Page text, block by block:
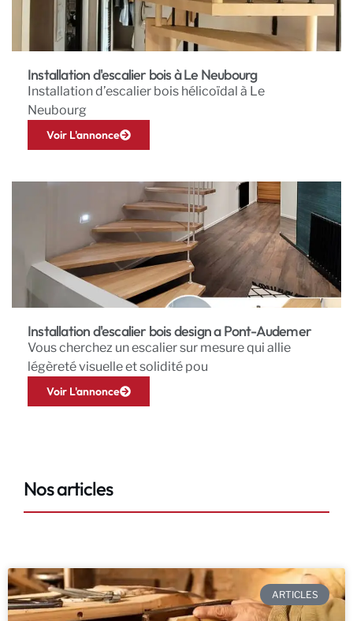
Installation d'escalier bois à Le Neubourg
Installation d’escalier bois hélicoïdal à Le
Neubourg
Voir L'annonce
Installation d'escalier bois design a Pont-Audemer
Vous cherchez un escalier sur mesure qui allie
légèreté visuelle et solidité pou
Voir L'annonce
Nos articles
ARTICLES